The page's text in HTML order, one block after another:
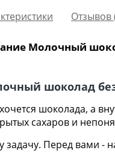
Отзывов
Молочный
шоколад
шоколада, а
сахаров и
задачу. Перед вами -